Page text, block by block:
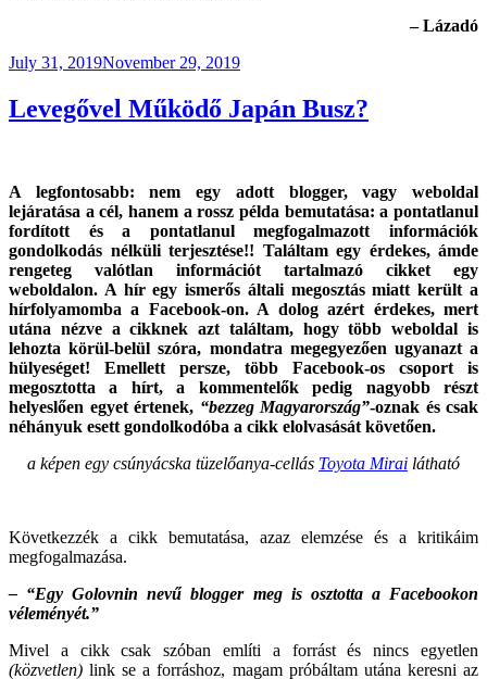
– Lázadó
Posted
July 31, 2019November 29, 2019
Levegővel Működő Japán Busz?
A legfontosabb: nem egy adott blogger, vagy weboldal
lejáratása a cél, hanem a rossz példa bemutatása: a pontatlanul
fordított és a pontatlanul megfogalmazott információk
gondolkodás nélküli terjesztése!! Találtamegy érdekes, ámde
rengeteg valótlan információt tartalmazó cikket egy
weboldalon. A hír egy ismerős általi megosztás miatt került a
hírfolyamomba a Facebook-on. A dolog azért érdekes, mert
utána nézve a cikknek azt találtam, hogy több weboldal is
lehozta körül-belül szóra, mondatra megegyezően ugyanazt a
hülyeséget! Emellett persze, több Facebook-os csoport is
megosztotta a hírt, a kommentelők pedig nagyobb részt
helyeslően egyet értenek, “bezzeg Magyarország”-oznak és csak
néhányuk esett gondolkodóba a cikk elolvasását követően.
a képen egy csúnyácska tüzelőanya-cellás Toyota Mirai látható
Következzék a cikk bemutatása, azaz elemzése és a kritikáim
megfogalmazása.
– “Egy Golovnin nevű blogger meg is osztotta a Facebookon
véleményét.”
Mivel a cikk csak szóban említi a forrást és nincs egyetlen
(közvetlen) link se a forráshoz, magam próbáltam utána keresni az